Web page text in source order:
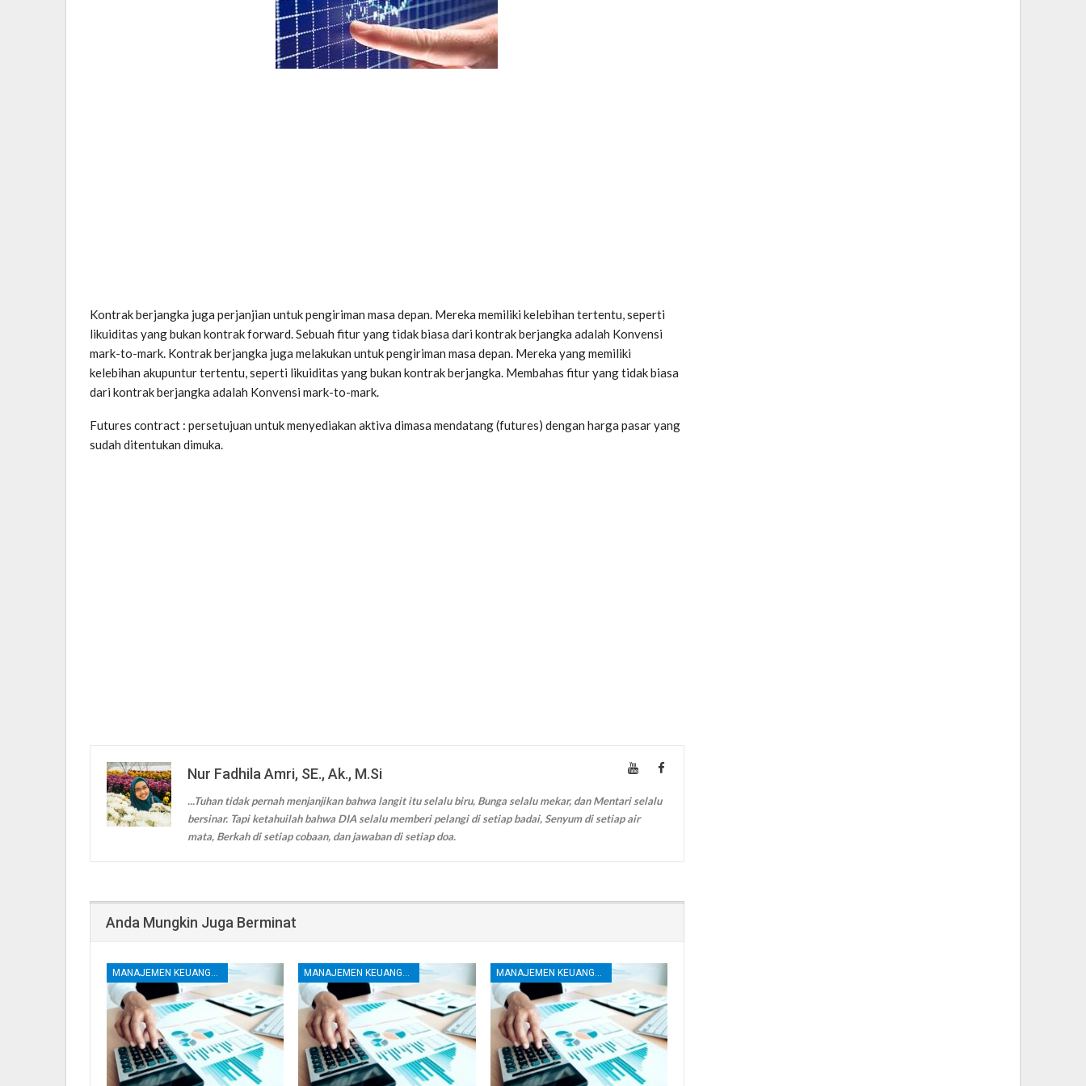
Kontrak berjangka juga perjanjian untuk pengiriman masa depan. Mereka memiliki kelebihan tertentu, seperti
likuiditas yang bukan kontrak forward. Sebuah fitur yang tidak biasa dari kontrak berjangka adalah Konvensi
mark-to-mark. Kontrak berjangka juga melakukan untuk pengiriman masa depan. Mereka yang memiliki
kelebihan akupuntur tertentu, seperti likuiditas yang bukan kontrak berjangka. Membahas fitur yang tidak biasa
dari kontrak berjangka adalah Konvensi mark-to-mark.
Futures contract : persetujuan untuk menyediakan aktiva dimasa mendatang (futures) dengan harga pasar yang
sudah ditentukan dimuka.
Nur Fadhila Amri, SE., Ak., M.Si
...Tuhan tidak pernah menjanjikan bahwa langit itu selalu biru, Bunga selalu mekar, dan Mentari selalu
bersinar. Tapi ketahuilah bahwa DIA selalu memberi pelangi di setiap badai, Senyum di setiap air
mata, Berkah di setiap cobaan, dan jawaban di setiap doa.
Anda Mungkin Juga Berminat
MANAJEMEN KEUANGAN MANAJEMEN KEUANGAN MANAJEMEN KEUANGAN